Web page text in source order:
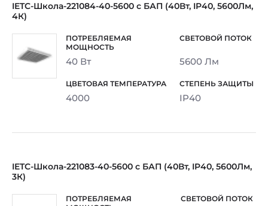
IETC-Школа-221084-40-5600 с БАП (40Вт, IP40, 5600Лм,
4К)
40 Вт 5600 Лм
4000 IP40
IETC-Школа-221083-40-5600 с БАП (40Вт, IP40, 5600Лм,
3К)